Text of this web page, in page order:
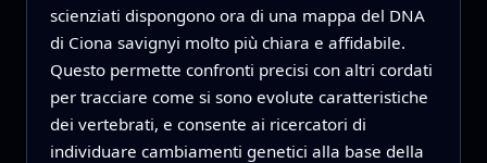
scienziati dispongono ora di una mappa del DNA
di Ciona savignyi molto più chiara e affidabile.
Questo permette confronti precisi con altri cordati
per tracciare come si sono evolute caratteristiche
dei vertebrati, e consente ai ricercatori di
individuare cambiamenti genetici alla base della